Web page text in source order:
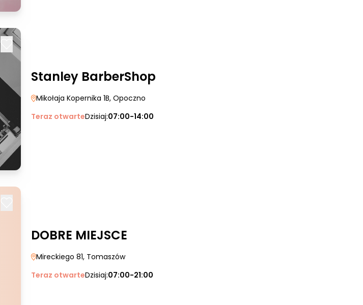
Stanley BarberShop
Mikołaja Kopernika 1B, Opoczno
Teraz otwarteDzisiaj:07:00-14:00
DOBRE MIEJSCE
Mireckiego 81, Tomaszów
Teraz otwarteDzisiaj:07:00-21:00